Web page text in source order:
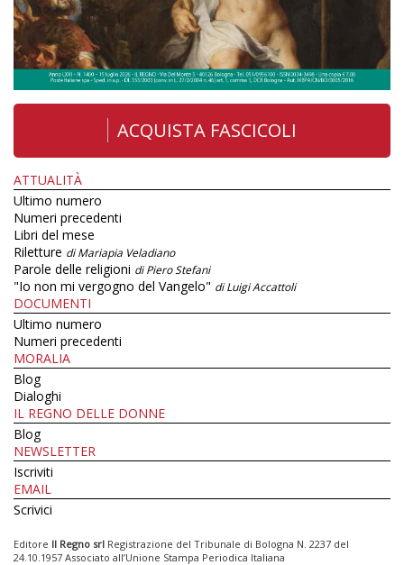
ACQUISTA FASCICOLI
ATTUALITÀ
Ultimo numero
Numeri precedenti
Libri del mese
Riletture di Mariapia Veladiano
Parole delle religioni di Piero Stefani
"Io non mi vergogno del Vangelo" di Luigi Accattoli
DOCUMENTI
Ultimo numero
Numeri precedenti
MORALIA
Blog
Dialoghi
IL REGNO DELLE DONNE
Blog
NEWSLETTER
Iscriviti
EMAIL
Scrivici
Editore Il Regno srl Registrazione del Tribunale di Bologna N. 2237 del
24.10.1957 Associato all’Unione Stampa Periodica Italiana